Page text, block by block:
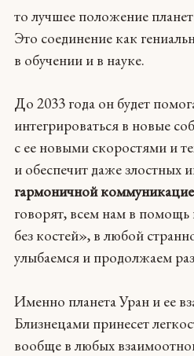
то лучшее положение планет
Это соединение как
в обучении и в науке.
До 2033 года он будет
интегрироваться в новые
с ее новыми скоростями и
и обеспечит даже злостных
гармоничной
говорят, всем нам в помощь
без костей», в любой
улыбаемся и продолжаем
Именно планета Уран и ее
Близнецами принесет
вообще в любых